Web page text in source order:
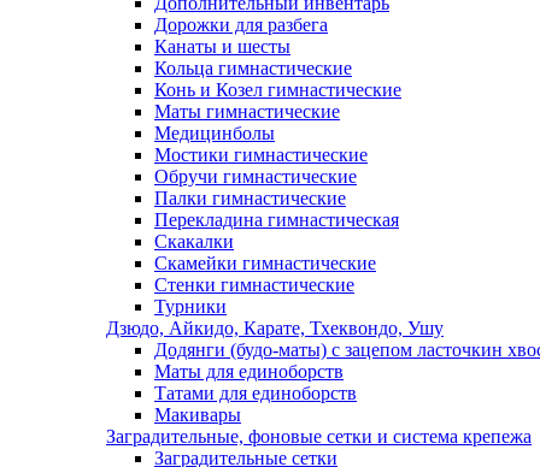
Дорожки для разбега
Канаты и шесты
Кольца гимнастические
Конь и Козел гимнастические
Маты гимнастические
Медицинболы
Мостики гимнастические
Обручи гимнастические
Палки гимнастические
Перекладина гимнастическая
Скакалки
Скамейки гимнастические
Стенки гимнастические
Турники
Дзюдо, Айкидо, Карате, Тхеквондо, Ушу
Додянги (будо-маты) с зацепом ласточкин
Маты для единоборств
Татами для единоборств
Макивары
Заградительные, фоновые сетки и система крепежа
Заградительные сетки